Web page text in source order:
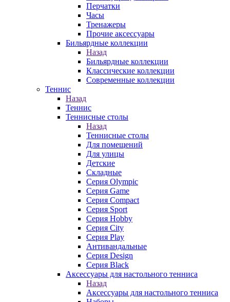
Перчатки
Часы
Тренажеры
Прочие аксессуары
Бильярдные коллекции
Назад
Бильярдные коллекции
Классические коллекции
Современные коллекции
Теннис
Назад
Теннис
Теннисные столы
Назад
Теннисные столы
Для помещений
Для улицы
Детские
Складные
Серия Olympic
Серия Game
Серия Compact
Серия Sport
Серия Hobby
Серия City
Серия Play
Антивандальные
Серия Design
Серия Black
Аксессуары для настольного тенниса
Назад
Аксессуары для настольного тенниса